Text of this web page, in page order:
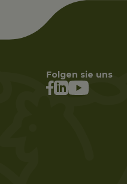
Folgen sie uns